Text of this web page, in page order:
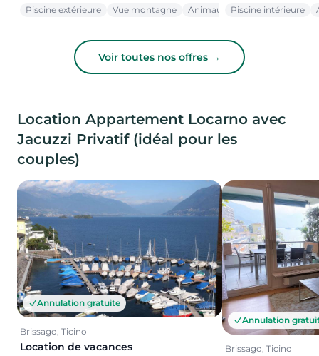
Piscine extérieure Vue montagne Animaux acceptésPiscine intérieure
Voir toutes nos offres →
Location Appartement Locarno avec
Jacuzzi Privatif (idéal pour les
couples)
Annulation gratuite
Brissago, Ticino
Location de vacances
Annulation
Brissago, Ticino